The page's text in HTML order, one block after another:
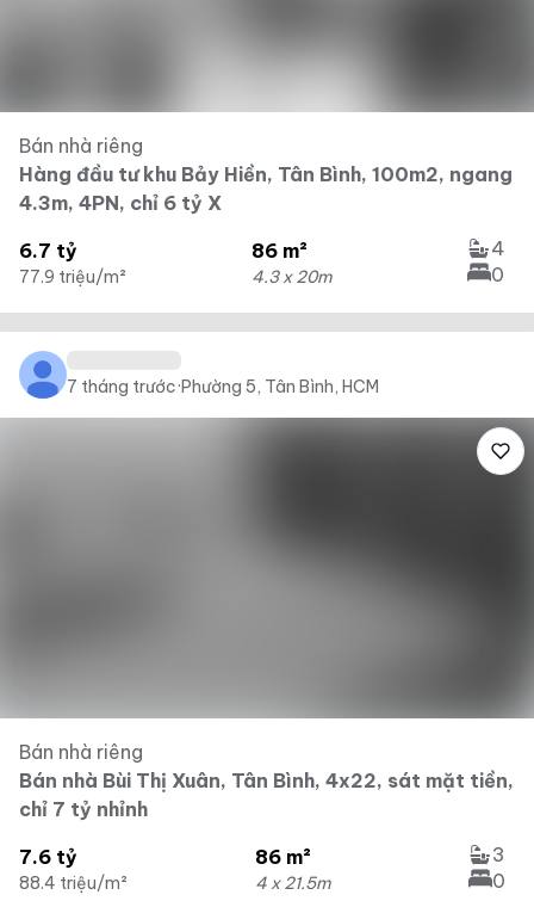
Bán nhà riêng
Hàng đầu tư khu Bảy Hiền, Tân Bình, 100m2, ngang
4.3m, 4PN, chỉ 6 tỷ X
6.7 tỷ
77.9 triệu/m²
86 m²
4.3 x 20m
4
0
7 tháng trước·Phường 5, Tân Bình, HCM
Bán nhà riêng
Bán nhà Bùi Thị Xuân, Tân Bình, 4x22, sát mặt tiền,
chỉ 7 tỷ nhỉnh
7.6 tỷ
88.4 triệu/m²
86 m²
4 x 21.5m
3
0